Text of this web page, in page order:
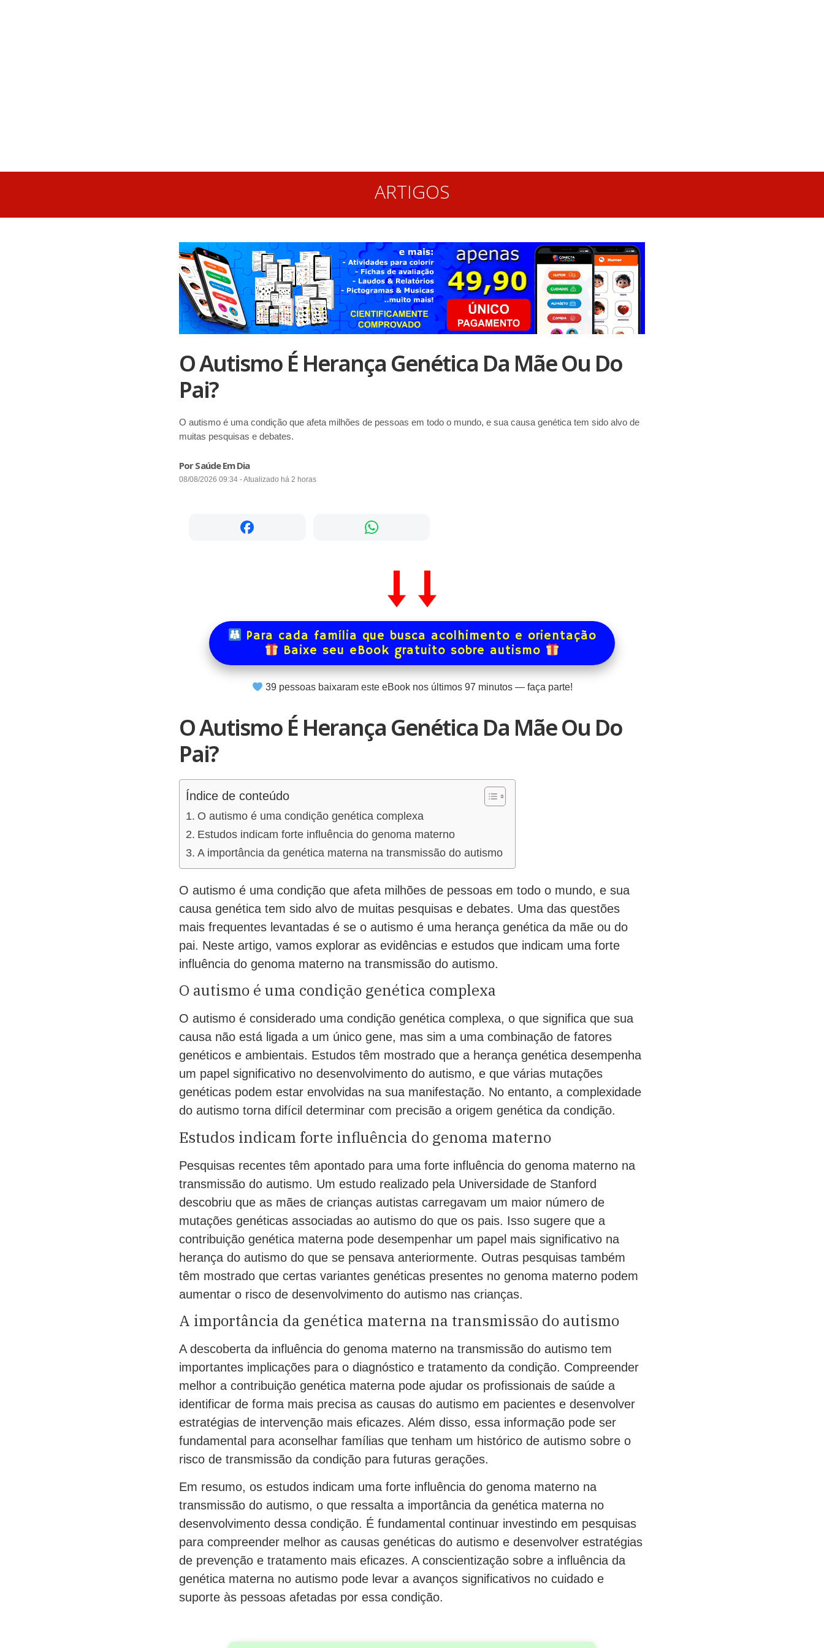
ARTIGOS
O Autismo É Herança Genética Da Mãe Ou Do
Pai?
O autismo é uma condição que afeta milhões de pessoas em todo o mundo, e sua causa genética tem sido alvo de
muitas pesquisas e debates.
Por Saúde Em Dia
08/08/2026 09:34 - Atualizado há 2 horas
Para cada família que busca acolhimento e orientação
Baixe seu eBook gratuito sobre autismo
39pessoas baixaram este eBook nos últimos 97 minutos — faça parte!
O Autismo É Herança Genética Da Mãe Ou Do
Pai?
Índice de conteúdo
O autismo é uma condição genética complexa
Estudos indicam forte influência do genoma materno
A importância da genética materna na transmissão do autismo
O autismo é uma condição que afeta milhões de pessoas em todo o mundo, e sua
causa genética tem sido alvo de muitas pesquisas e debates. Uma das questões
mais frequentes levantadas é se o autismo é uma herança genética da mãe ou do
pai. Neste artigo, vamos explorar as evidências e estudos que indicam uma forte
influência do genoma materno na transmissão do autismo.
O autismo é uma condição genética complexa
O autismo é considerado uma condição genética complexa, o que significa que sua
causa não está ligada a um único gene, mas sim a uma combinação de fatores
genéticos e ambientais. Estudos têm mostrado que a herança genética desempenha
um papel significativo no desenvolvimento do autismo, e que várias mutações
genéticas podem estar envolvidas na sua manifestação. No entanto, a complexidade
do autismo torna difícil determinar com precisão a origem genética da condição.
Estudos indicam forte influência do genoma materno
Pesquisas recentes têm apontado para uma forte influência do genoma materno na
transmissão do autismo. Um estudo realizado pela Universidade de Stanford
descobriu que as mães de crianças autistas carregavam um maior número de
mutações genéticas associadas ao autismo do que os pais. Isso sugere que a
contribuição genética materna pode desempenhar um papel mais significativo na
herança do autismo do que se pensava anteriormente. Outras pesquisas também
têm mostrado que certas variantes genéticas presentes no genoma materno podem
aumentar o risco de desenvolvimento do autismo nas crianças.
A importância da genética materna na transmissão do autismo
A descoberta da influência do genoma materno na transmissão do autismo tem
importantes implicações para o diagnóstico e tratamento da condição. Compreender
melhor a contribuição genética materna pode ajudar os profissionais de saúde a
identificar de forma mais precisa as causas do autismo em pacientes e desenvolver
estratégias de intervenção mais eficazes. Além disso, essa informação pode ser
fundamental para aconselhar famílias que tenham um histórico de autismo sobre o
risco de transmissão da condição para futuras gerações.
Em resumo, os estudos indicam uma forte influência do genoma materno na
transmissão do autismo, o que ressalta a importância da genética materna no
desenvolvimento dessa condição. É fundamental continuar investindo em pesquisas
para compreender melhor as causas genéticas do autismo e desenvolver estratégias
de prevenção e tratamento mais eficazes. A conscientização sobre a influência da
genética materna no autismo pode levar a avanços significativos no cuidado e
suporte às pessoas afetadas por essa condição.